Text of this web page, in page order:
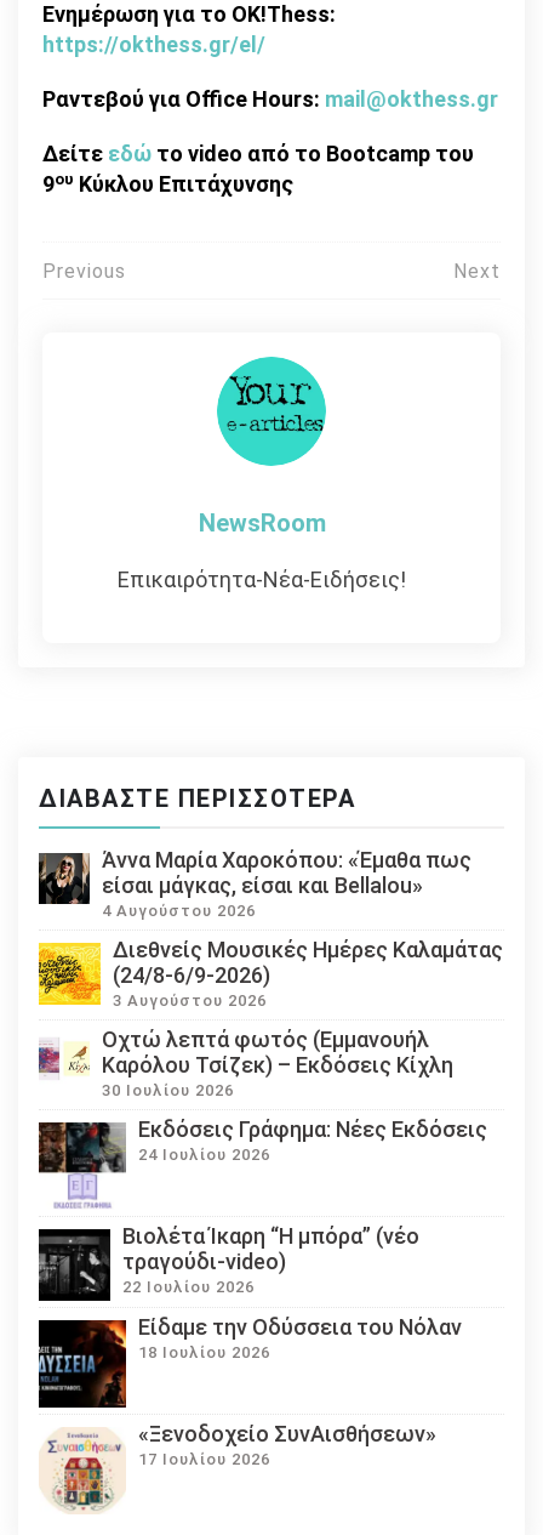
Ενημέρωση για το OK!Thess:
https://okthess.gr/el/
Ραντεβού για Office Hours: mail@okthess.gr
Δείτε εδώ το video από το Bootcamp του
9ου Κύκλου Επιτάχυνσης
Πλοήγηση
Previous Next
NewsRoom
Επικαιρότητα-Νέα-Ειδήσεις!
ΔΙΑΒΆΣΤΕ ΠΕΡΙΣΣΌΤΕΡΑ
Άννα Μαρία Χαροκόπου: «Έμαθα πως
είσαι μάγκας, είσαι και Bellalou»
4 Αυγούστου 2026
Διεθνείς Μουσικές Ημέρες Καλαμάτας
(24/8-6/9-2026)
3 Αυγούστου 2026
Οχτώ λεπτά φωτός (Εμμανουήλ
Καρόλου Τσίζεκ) – Εκδόσεις Κίχλη
30 Ιουλίου 2026
Εκδόσεις Γράφημα: Νέες Εκδόσεις
24 Ιουλίου 2026
Βιολέτα Ίκαρη “Η μπόρα” (νέο
τραγούδι-video)
22 Ιουλίου 2026
Eίδαμε την Οδύσσεια του Νόλαν
18 Ιουλίου 2026
«Ξενοδοχείο ΣυνΑισθήσεων»
17 Ιουλίου 2026